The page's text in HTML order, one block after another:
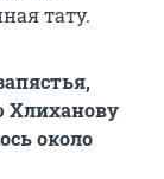
тату.
Хлиханову
около